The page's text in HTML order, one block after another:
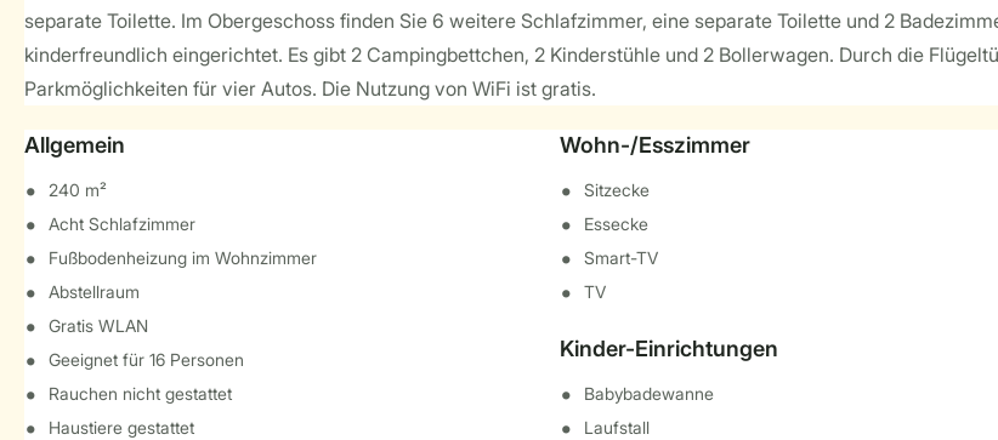
separate Toilette. Im Obergeschoss finden Sie 6 weitere Schlafzimmer, eine separate Toilette und 2
kinderfreundlich eingerichtet. Es gibt 2 Campingbettchen, 2 Kinderstühle und 2 Bollerwagen. Durch die
Parkmöglichkeiten für vier Autos. Die Nutzung von WiFi ist gratis.
Allgemein
240 m²
Acht Schlafzimmer
Fußbodenheizung im Wohnzimmer
Abstellraum
Gratis WLAN
Geeignet für 16 Personen
Rauchen nicht gestattet
Haustiere gestattet
Wohn-/Esszimmer
Sitzecke
Essecke
Smart-TV
TV
Kinder-Einrichtungen
Babybadewanne
Laufstall